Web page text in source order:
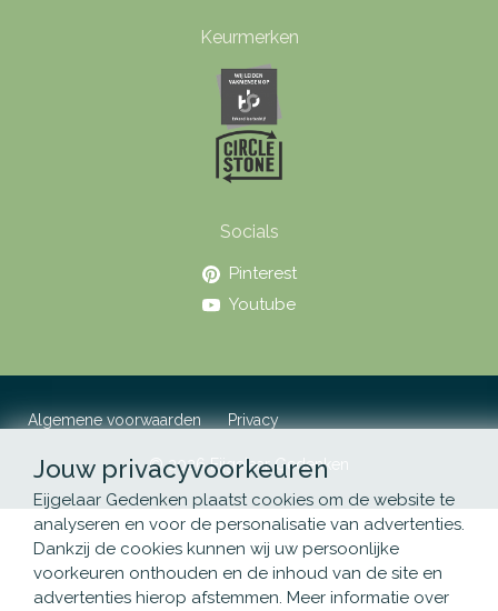
Keurmerken
Socials
Pinterest
Youtube
Algemene voorwaarden Privacy
© 2026 Eijgelaar Gedenken
Jouw privacyvoorkeuren
Eijgelaar Gedenken plaatst cookies om de website te
analyseren en voor de personalisatie van advertenties.
Dankzij de cookies kunnen wij uw persoonlijke
voorkeuren onthouden en de inhoud van de site en
advertenties hierop afstemmen. Meer informatie over